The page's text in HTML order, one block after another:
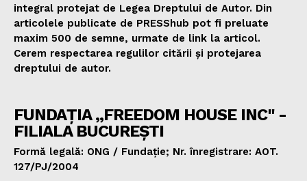
integral protejat de Legea Dreptului de Autor. Din
articolele publicate de PRESShub pot fi preluate
maxim 500 de semne, urmate de link la articol.
Cerem respectarea regulilor citării și protejarea
dreptului de autor.
FUNDAȚIA „FREEDOM HOUSE INC" -
FILIALA BUCUREȘTI
Formă legală: ONG / Fundație; Nr. înregistrare: AOT.
127/PJ/2004